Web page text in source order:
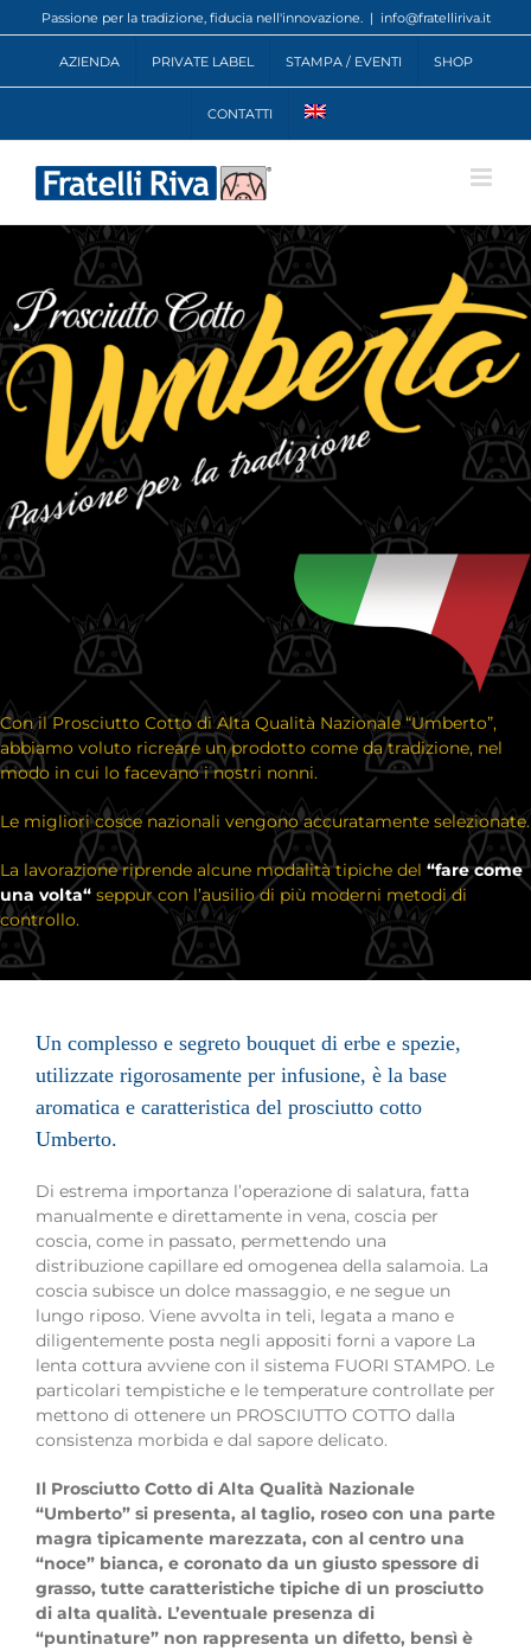
al
contenuto
Passione per la tradizione, fiducia nell'innovazione. | info@fratelliriva.it
AZIENDA PRIVATE LABEL STAMPA / EVENTI SHOP
CONTATTI
Con il Prosciutto Cotto di Alta Qualità Nazionale “Umberto”,
abbiamo voluto ricreare un prodotto come da tradizione, nel
modo in cui lo facevano i nostri nonni.
Le migliori cosce nazionali vengono accuratamente selezionate.
La lavorazione riprende alcune modalità tipiche del “fare come
una volta“seppur con l’ausilio di più moderni metodi di
controllo.
Un complesso e segreto bouquet di erbe e spezie,
utilizzate rigorosamente per infusione, è la base
aromatica e caratteristica del prosciutto cotto
Umberto.
Di estrema importanza l’operazione di salatura, fatta
manualmente e direttamente in vena, coscia per
coscia, come in passato, permettendo una
distribuzione capillare ed omogenea della salamoia. La
coscia subisce un dolce massaggio, e ne segue un
lungo riposo. Viene avvolta in teli, legata a mano e
diligentemente posta negli appositi forni a vapore La
lenta cottura avviene con il sistema FUORI STAMPO. Le
particolari tempistiche e le temperature controllate per
mettono di ottenere un PROSCIUTTO COTTO dalla
consistenza morbida e dal sapore delicato.
Il Prosciutto Cotto di Alta Qualità Nazionale
“Umberto” si presenta, al taglio, roseo con una parte
magra tipicamente marezzata, con al centro una
“noce” bianca, e coronato da un giusto spessore di
grasso, tutte caratteristiche tipiche di un prosciutto
di alta qualità. L’eventuale presenza di
“puntinature” non rappresenta un difetto, bensì è